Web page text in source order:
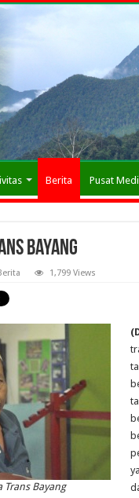
Berita Pusat
Bayang
1,799 Views
Trans Bayang